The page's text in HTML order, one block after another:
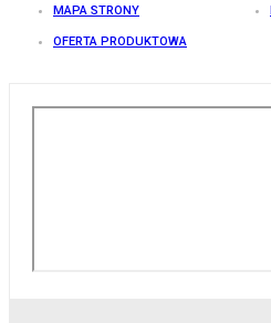
MAPA STRONY
OFERTA PRODUKTOWA